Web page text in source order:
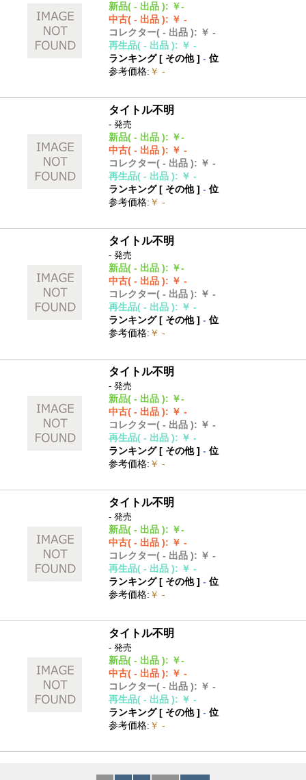
新品( - 出品 ): ￥-
中古( - 出品 ): ￥ -
コレクター( - 出品 ): ￥ -
再生品( - 出品 ): ￥ -
ランキング [ その他]- 位
参考価格: ￥ -
タイトル不明
- 発売
新品( - 出品 ): ￥-
中古( - 出品 ): ￥ -
コレクター( - 出品 ): ￥ -
再生品( - 出品 ): ￥ -
ランキング [ その他]- 位
参考価格: ￥ -
タイトル不明
- 発売
新品( - 出品 ): ￥-
中古( - 出品 ): ￥ -
コレクター( - 出品 ): ￥ -
再生品( - 出品 ): ￥ -
ランキング [ その他]- 位
参考価格: ￥ -
タイトル不明
- 発売
新品( - 出品 ): ￥-
中古( - 出品 ): ￥ -
コレクター( - 出品 ): ￥ -
再生品( - 出品 ): ￥ -
ランキング [ その他]- 位
参考価格: ￥ -
タイトル不明
- 発売
新品( - 出品 ): ￥-
中古( - 出品 ): ￥ -
コレクター( - 出品 ): ￥ -
再生品( - 出品 ): ￥ -
ランキング [ その他]- 位
参考価格: ￥ -
タイトル不明
- 発売
新品( - 出品 ): ￥-
中古( - 出品 ): ￥ -
コレクター( - 出品 ): ￥ -
再生品( - 出品 ): ￥ -
ランキング [ その他]- 位
参考価格: ￥ -